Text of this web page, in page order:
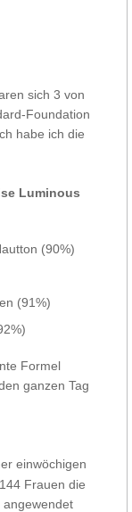
sich 3 von
Foundation
habe ich die
Luminous
(90%)
(91%)
Formel
ganzen Tag
einwöchigen
Frauen die
angewendet